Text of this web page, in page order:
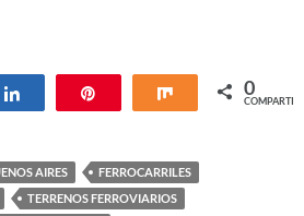
Compartir Compartir
0
COMPARTIR
AIRES
FERROCARRILES
TERRENOS FERROVIARIOS